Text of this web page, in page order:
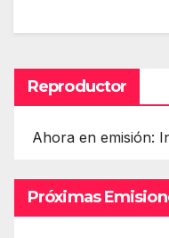
Reproductor
Ahora en emisión:
Próximas